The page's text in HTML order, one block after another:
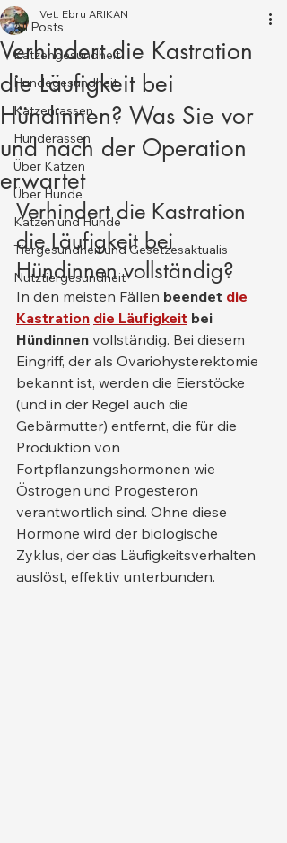
All Posts
Katzengesundheit
Hundegesundheit
Katzenrassen
Hunderassen
Über Katzen
Über Hunde
Katzen und Hunde
Tiergesundheit und Gesetzesaktualis
Nutztiergesundheit
Verhindert die Kastration
die Läufigkeit bei
Hündinnen? Was Sie vor
und nach der Operation
erwartet
Vet. Ebru ARIKAN
Verhindert die Kastration
die Läufigkeit bei
Hündinnen vollständig?
In den meisten Fällen beendet die
Kastration die Läufigkeit bei
Hündinnen vollständig. Bei diesem
Eingriff, der als Ovariohysterektomie
bekannt ist, werden die Eierstöcke
(und in der Regel auch die
Gebärmutter) entfernt, die für die
Produktion von
Fortpflanzungshormonen wie
Östrogen und Progesteron
verantwortlich sind. Ohne diese
Hormone wird der biologische
Zyklus, der das Läufigkeitsverhalten
auslöst, effektiv unterbunden.